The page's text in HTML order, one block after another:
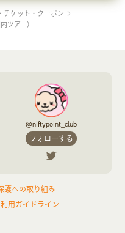
チケット・クーポン
ツアー）
@niftypoint_club
フォローする
護への取り組み
用ガイドライン